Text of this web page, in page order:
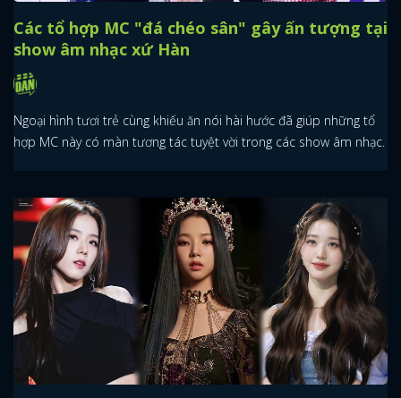
Các tổ hợp MC "đá chéo sân" gây ấn tượng tại
show âm nhạc xứ Hàn
Ngoại hình tươi trẻ cùng khiếu ăn nói hài hước đã giúp những tổ
hợp MC này có màn tương tác tuyệt vời trong các show âm nhạc.